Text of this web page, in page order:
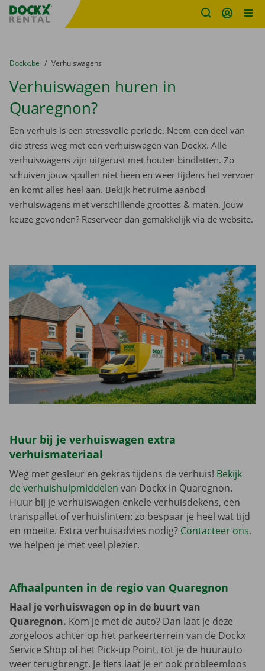
Fratello DEMO
U bevindt zich hier:
van
Dockx.be naar
Verhuiswagens
Verhuiswagen huren in
Quaregnon?
Een verhuis is een stressvolle periode. Neem een deel van
die stress weg met een verhuiswagen van Dockx. Alle
verhuiswagens zijn uitgerust met houten bindlatten. Zo
schuiven jouw spullen niet heen en weer tijdens het vervoer
en komt alles heel aan. Bekijk het ruime aanbod
verhuiswagens met verschillende groottes & maten. Jouw
keuze gevonden? Reserveer dan gemakkelijk via de website.
Huur bij je verhuiswagen extra
verhuismateriaal
Weg met gesleur en gekras tijdens de verhuis! Bekijk
de verhuishulpmiddelen van Dockx in Quaregnon.
Huur bij je verhuiswagen enkele verhuisdekens, een
transpallet of verhuislinten: zo bespaar je heel wat tijd
en moeite. Extra verhuisadvies nodig? Contacteer ons,
we helpen je met veel plezier.
Afhaalpunten in de regio van Quaregnon
Haal je verhuiswagen op in de buurt van
Quaregnon. Kom je met de auto? Dan laat je deze
zorgeloos achter op het parkeerterrein van de Dockx
Service Shop of het Pick-up Point, tot je de huurauto
weer terugbrengt. Je fiets laat je er ook probleemloos